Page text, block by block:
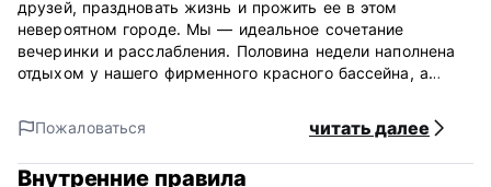
друзей, праздновать жизнь и прожить ее в этом
невероятном городе. Мы — идеальное сочетание
вечеринки и расслабления. Половина недели наполнена
отдыхом у нашего фирменного красного бассейна, а
вечеринки, включая живую музыку и вечер с открытым
микрофоном, а также вечеринки после вечеринок и пре-
пати ко многим другим событиям в городе, включая
Круиз с выпивкой после вечеринки и предварительные
Пожаловаться читать далее
Внутренние правила